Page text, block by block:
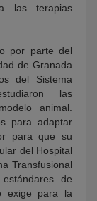
las terapias
por parte del
de Granada
del Sistema
las
animal.
para adaptar
para que su
del Hospital
Transfusional
de
exige para la